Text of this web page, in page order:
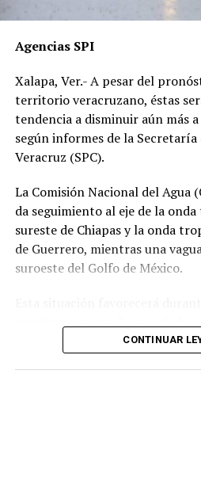
“Hoy fue mi
mañana puede
de tu familia.
sigue libre y
las carreteras”,
familiar,
El caso ha encendido el debate
Fiscalía y la impunidad que
responsables de muertes viales.
Agencias SPI
Xalapa, Ver.- A pesar del
territorio veracruzano, éstas
tendencia a disminuir aún más
según informes de la
Veracruz (SPC).
La Comisión Nacional del Agua
da seguimiento al eje de la
sureste de Chiapas y la onda
de Guerrero, mientras una
suroeste del Golfo de México.
generalmente matutinas y
CONTINUAR